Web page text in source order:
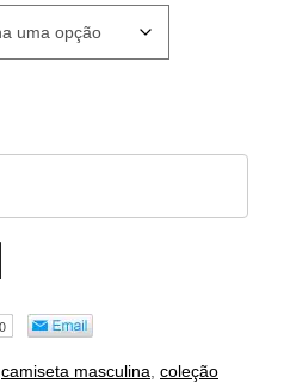
camiseta masculina coleção